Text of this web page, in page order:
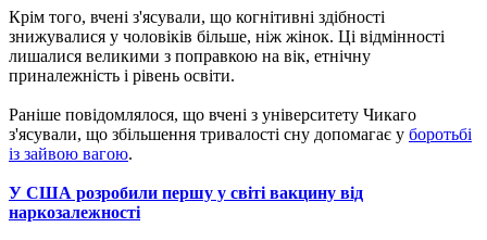
Крім того, вчені з'ясували, що когнітивні здібності
знижувалися у чоловіків більше, ніж жінок. Ці відмінності
лишалися великими з поправкою на вік, етнічну
приналежність і рівень освіти.
Раніше повідомлялося, що вчені з університету Чикаго
з'ясували, що збільшення тривалості сну допомагає у боротьбі
із зайвою вагою.
У США розробили першу у світі вакцину від
наркозалежності